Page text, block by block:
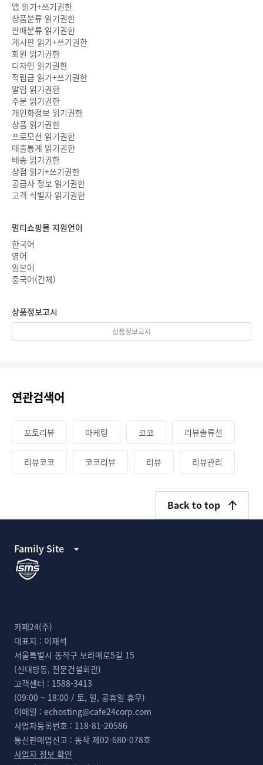
앱 읽기+쓰기권한
상품분류 읽기권한
판매분류 읽기권한
게시판 읽기+쓰기권한
회원 읽기권한
디자인 읽기권한
적립금 읽기+쓰기권한
알림 읽기권한
주문 읽기권한
개인화정보 읽기권한
상품 읽기권한
프로모션 읽기권한
매출통계 읽기권한
배송 읽기권한
상점 읽기+쓰기권한
공급사 정보 읽기권한
고객 식별자 읽기권한
멀티쇼핑몰 지원언어
한국어
영어
일본어
중국어(간체)
상품정보고시
상품정보고시
연관검색어
포토리뷰 마케팅 코코 리뷰솔류션
리뷰코코 코코리뷰 리뷰 리뷰관리
Family Site
Back to top
카페24(주)
대표자 : 이재석
서울특별시 동작구 보라매로5길 15
(신대방동, 전문건설회관)
고객센터 : 1588-3413
(09:00 ~ 18:00 / 토, 일, 공휴일 휴무)
이메일 : echosting@cafe24corp.com
사업자등록번호 : 118-81-20586
통신판매업신고 : 동작 제02-680-078호
사업자 정보 확인